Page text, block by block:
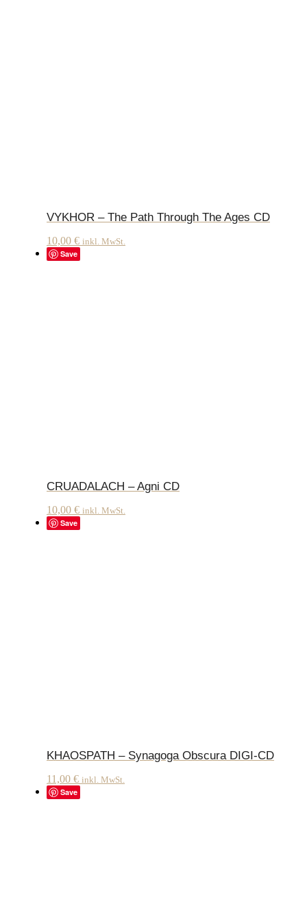
VYKHOR – The Path Through The Ages CD
10,00 € inkl. MwSt.
Save
CRUADALACH – Agni CD
10,00 € inkl. MwSt.
Save
KHAOSPATH – Synagoga Obscura DIGI-CD
11,00 € inkl. MwSt.
Save